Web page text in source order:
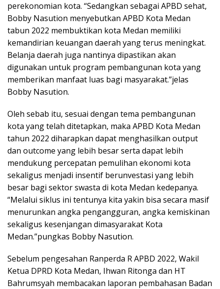
perekonomian kota. “Sedangkan sebagai APBD sehat,
Bobby Nasution menyebutkan APBD Kota Medan
tabun 2022 membuktikan kota Medan memiliki
kemandirian keuangan daerah yang terus meningkat.
Belanja daerah juga nantinya dipastikan akan
digunakan untuk program pembangunan kota yang
memberikan manfaat luas bagi masyarakat.”jelas
Bobby Nasution.
Oleh sebab itu, sesuai dengan tema pembangunan
kota yang telah ditetapkan, maka APBD Kota Medan
tahun 2022 diharapkan dapat menghasilkan output
dan outcome yang lebih besar serta dapat lebih
mendukung percepatan pemulihan ekonomi kota
sekaligus menjadi insentif berunvestasi yang lebih
besar bagi sektor swasta di kota Medan kedepanya.
“Melalui siklus ini tentunya kita yakin bisa secara masif
menurunkan angka pengangguran, angka kemiskinan
sekaligus kesenjangan dimasyarakat Kota
Medan.”pungkas Bobby Nasution.
Sebelum pengesahan Ranperda R APBD 2022, Wakil
Ketua DPRD Kota Medan, Ihwan Ritonga dan HT
Bahrumsyah membacakan laporan pembahasan Badan